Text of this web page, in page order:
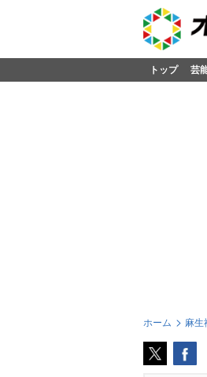
トップ 芸
ホーム 麻生